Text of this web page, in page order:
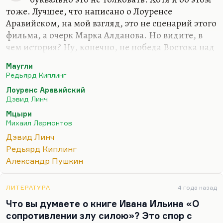
тоже. Лучшее, что написано о Лоуренсе
Аравийском, на мой взгляд, это не сценарий этого
фильма, а очерк Марка Алданова. Но видите, в
чем история? Ну, конечно, не победа Востока над
взаимное обогащение, слияние.
Видите ли, это сложная тема, но британское
отношение к Востоку гораздо шире, чем
колониалистское. Вот о Моэме много вопросов —
ну, в связи с тем, что я «Эшендена» упоминал, его
цикл, и так далее. Это не просто колонизация, это
не презрение колонизатора, это не высокомерие.
Это даже не конфликт технократической
употреблять…
Маугли
Редьярд Киплинг
Лоуренс Аравийский
Дэвид Линч
Мцыри
Михаил Лермонтов
Дэвид Линч
Редьярд Киплинг
Александр Пушкин
ЛИТЕРАТУРА 4 года назад
Что вы думаете о книге Ивана Ильина «О
сопротивлении злу силою»? Это спор с